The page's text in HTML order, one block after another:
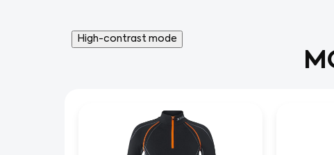
High-contrast mode